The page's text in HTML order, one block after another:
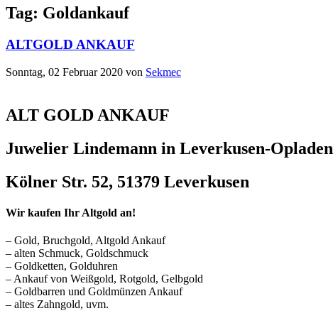
Tag: Goldankauf
ALTGOLD ANKAUF
Sonntag, 02 Februar 2020 von Sekmec
ALT GOLD ANKAUF
Juwelier Lindemann in Leverkusen-Opladen
Kölner Str. 52, 51379 Leverkusen
Wir kaufen Ihr Altgold an!
– Gold, Bruchgold, Altgold Ankauf
– alten Schmuck, Goldschmuck
– Goldketten, Golduhren
– Ankauf von Weißgold, Rotgold, Gelbgold
– Goldbarren und Goldmünzen Ankauf
– altes Zahngold, uvm.